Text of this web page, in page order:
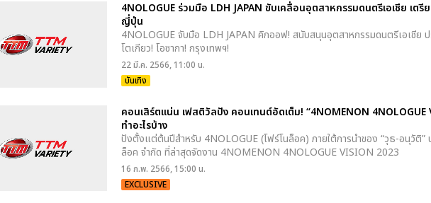
4NOLOGUE ร่วมมือ LDH JAPAN ขับเคลื่อนอุตสาหกรรมดนตรีเอเชีย เต
ญี่ปุ่น
4NOLOGUE จับมือ LDH JAPAN คิกออฟ! สนับสนุนอุตสาหกรรมดนตรีเอเชีย ป
โตเกียว! โอซากา! กรุงเทพฯ!
22 มี.ค. 2566, 11:00 น.
บันเทิง
คอนเสิร์ตแน่น เฟสติวัลปัง คอนเทนต์อัดเต็ม! “4NOMENON 4NOLOGUE
ทำอะไรบ้าง
ปังตั้งแต่ต้นปีสำหรับ 4NOLOGUE (โฟร์โนล็อค) ภายใต้การนำของ “วุธ-อนุวัติ”
ล็อค จำกัด ที่ล่าสุดจัดงาน 4NOMENON 4NOLOGUE VISION 2023
16 ก.พ. 2566, 15:00 น.
EXCLUSIVE